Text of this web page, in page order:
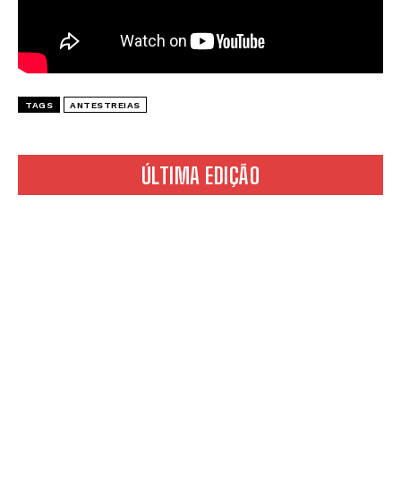
ÚLTIMA EDIÇÃO
TAGS ANTESTREIAS